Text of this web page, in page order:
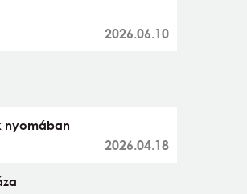
2026.06.10
nyomában
2026.04.18